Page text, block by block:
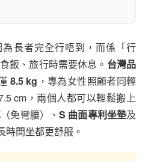
長者完全行唔到，而係「行
飯、旅行時需要休息。 台灣品
8.5 kg ，專為女性照顧者同輕
cm，兩個人都可以輕鬆搬上
（免彎腰）、S 曲面專利坐墊及
時間坐都更舒服。